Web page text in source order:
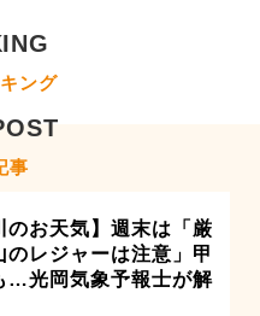
ング
事
のお天気】週末は「厳
レジャーは注意」甲
…光岡気象予報士が解